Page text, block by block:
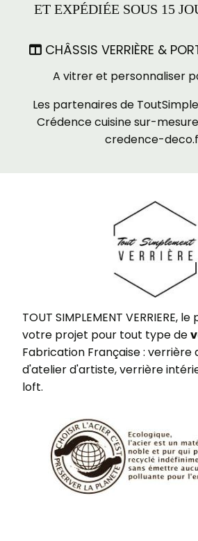
ET EXPÉDIÉE SOUS 15
 CHÂSSIS VERRIÈRE &
A vitrer et personnaliser
Les partenaires de
Crédence cuisine sur-
credence-
TOUT SIMPLEMENT VERRIERE,
votre projet pour tout type de
Fabrication Française : verrière
d'atelier d'artiste, verrière
loft.